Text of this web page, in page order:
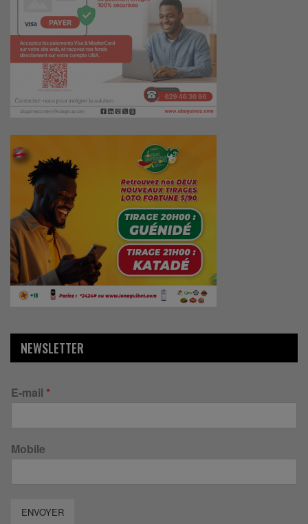
NEWSLETTER
E-mail *
Mobile
ENVOYER